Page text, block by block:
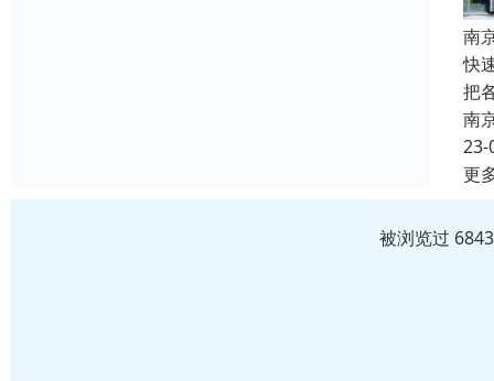
南
快
把
南
23-
更
被浏览过